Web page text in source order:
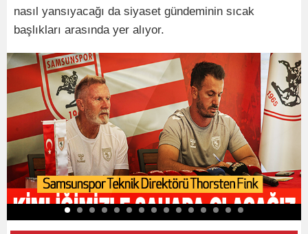
nasıl yansıyacağı da siyaset gündeminin sıcak
başlıkları arasında yer alıyor.